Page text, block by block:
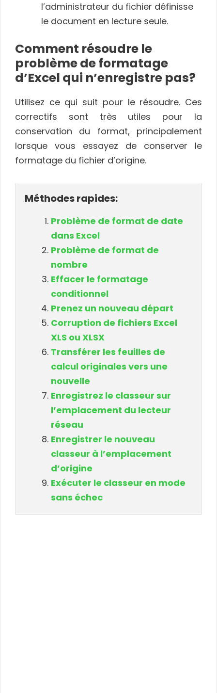
l’administrateur du fichier définisse
le document en lecture seule.
Comment résoudre le
problème de formatage
d’Excel qui n’enregistre pas?
Utilisez ce qui suit pour le résoudre. Ces
correctifs sont très utiles pour la
conservation du format, principalement
lorsque vous essayez de conserver le
formatage du fichier d’origine.
Méthodes rapides:
Problème de format de date
dans Excel
Problème de format de
nombre
Effacer le formatage
conditionnel
Prenez un nouveau départ
Corruption de fichiers Excel
XLS ou XLSX
Transférer les feuilles de
calcul originales vers une
nouvelle
Enregistrez le classeur sur
l’emplacement du lecteur
réseau
Enregistrer le nouveau
classeur à l’emplacement
d’origine
Exécuter le classeur en mode
sans échec